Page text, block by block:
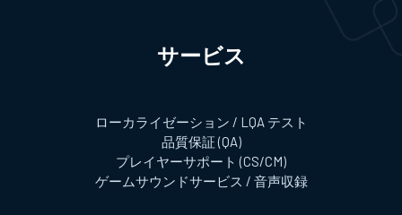
サービス​
ローカライゼーション / LQA テスト
品質保証 (QA)
プレイヤーサポート (CS/CM)
ゲームサウンドサービス / 音声収録